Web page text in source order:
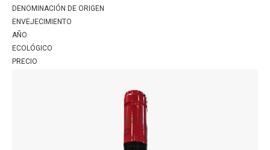
DENOMINACIÓN DE ORIGEN
ENVEJECIMIENTO
AÑO
ECOLÓGICO
PRECIO